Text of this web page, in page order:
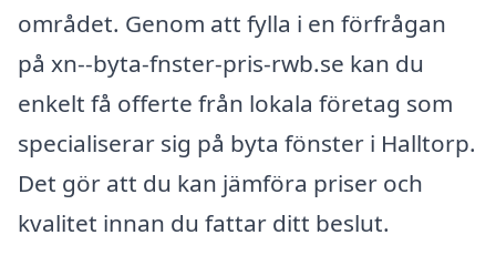
området. Genom att fylla i en förfrågan
på xn--byta-fnster-pris-rwb.se kan du
enkelt få offerte från lokala företag som
specialiserar sig på byta fönster i Halltorp.
Det gör att du kan jämföra priser och
kvalitet innan du fattar ditt beslut.